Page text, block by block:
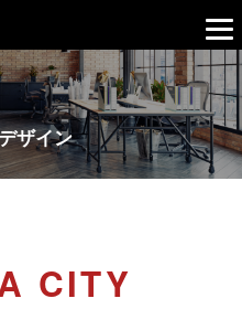
ザイン
CITY